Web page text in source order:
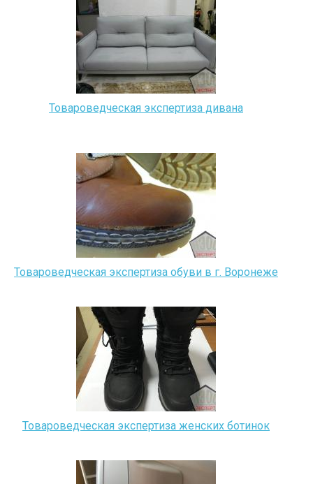
Товароведческая экспертиза дивана
Товароведческая экспертиза обуви в г. Воронеже
Товароведческая экспертиза женских ботинок